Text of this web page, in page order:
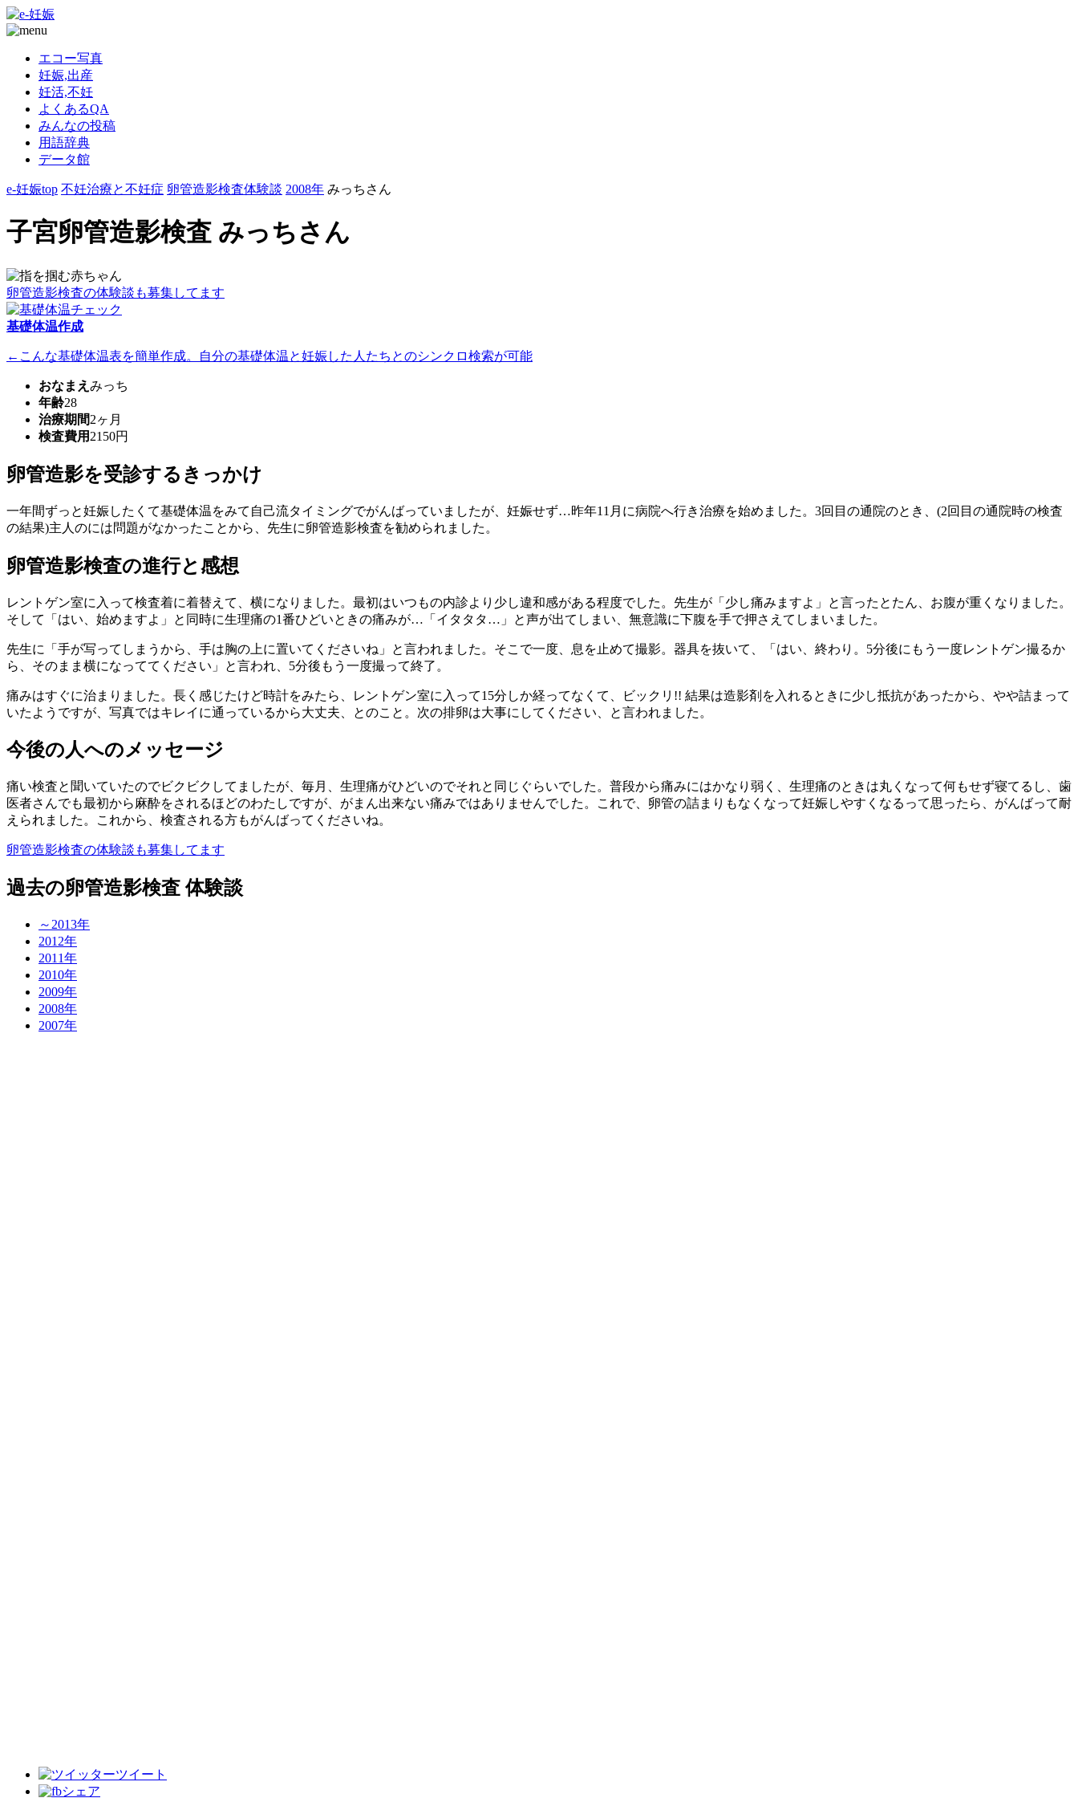
エコー写真
妊娠,出産
妊活,不妊
よくあるQA
みんなの投稿
用語辞典
データ館
e-妊娠top 不妊治療と不妊症 卵管造影検査体験談 2008年 みっちさん
子宮卵管造影検査 みっちさん
卵管造影検査の体験談も募集してます
基礎体温作成
←こんな基礎体温表を簡単作成。自分の基礎体温と妊娠した人たちとのシンクロ検索が可能
おなまえ みっち
年齢28
治療期間2ヶ月
検査費用 2150円
卵管造影を受診するきっかけ
一年間ずっと妊娠したくて基礎体温をみて自己流タイミングでがんばっていましたが、妊娠せず…昨年11月に病院へ行き治療を始めました。3回目の通院のとき、(2回目の通院時の検査
の結果)主人のには問題がなかったことから、先生に卵管造影検査を勧められました。
卵管造影検査の進行と感想
レントゲン室に入って検査着に着替えて、横になりました。最初はいつもの内診より少し違和感がある程度でした。先生が「少し痛みますよ」と言ったとたん、お腹が重くなりました。
そして「はい、始めますよ」と同時に生理痛の1番ひどいときの痛みが…「イタタタ…」と声が出てしまい、無意識に下腹を手で押さえてしまいました。
先生に「手が写ってしまうから、手は胸の上に置いてくださいね」と言われました。そこで一度、息を止めて撮影。器具を抜いて、「はい、終わり。5分後にもう一度レントゲン撮るか
ら、そのまま横になっててください」と言われ、5分後もう一度撮って終了。
痛みはすぐに治まりました。長く感じたけど時計をみたら、レントゲン室に入って15分しか経ってなくて、ビックリ!! 結果は造影剤を入れるときに少し抵抗があったから、やや詰まって
いたようですが、写真ではキレイに通っているから大丈夫、とのこと。次の排卵は大事にしてください、と言われました。
今後の人へのメッセージ
痛い検査と聞いていたのでビクビクしてましたが、毎月、生理痛がひどいのでそれと同じぐらいでした。普段から痛みにはかなり弱く、生理痛のときは丸くなって何もせず寝てるし、歯
医者さんでも最初から麻酔をされるほどのわたしですが、がまん出来ない痛みではありませんでした。これで、卵管の詰まりもなくなって妊娠しやすくなるって思ったら、がんばって耐
えられました。これから、検査される方もがんばってくださいね。
卵管造影検査の体験談も募集してます
過去の卵管造影検査 体験談
～2013年
2012年
2011年
2010年
2009年
2008年
2007年
ツイート
シェア